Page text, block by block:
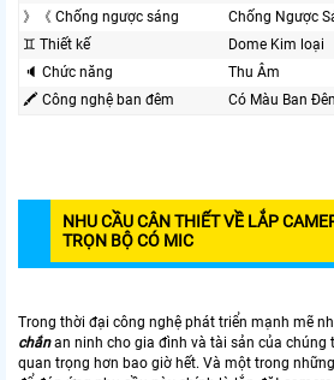
》《 Chống ngược sáng
Chống Ngược
♊ Thiết kế
Dome Kim loại
🔈 Chức năng
Thu Âm
🖍 Công nghệ ban đêm
Có Màu Ban
NHU CẦU CÂN THIẾT VỀ LẮP
TRỌN BỘ CÓ MIC
Trong thời đại công nghệ phát triển mạnh mẽ
chắnan ninh cho gia đình và tài sản của chúng
quan trọng hơn bao giờ hết. Và một trong